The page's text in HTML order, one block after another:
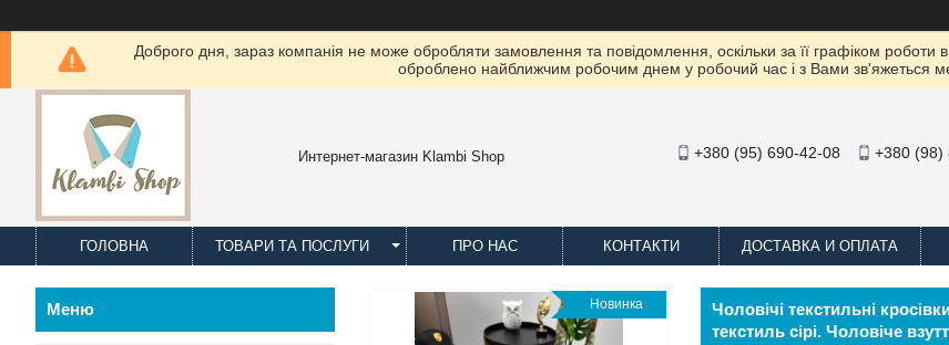
Доброго дня, зараз компанія не може обробляти замовлення та повідомлення, оскільки за її графіком
оброблено найближчим робочим днем ​​у робочий час і з Вами зв'яжеться
Интернет-магазин Klambi Shop +380 (95) 690-42-08 +380 (98)
ГОЛОВНА ТОВАРИ ТА ПОСЛУГИ ПРО НАС КОНТАКТИ ДОСТАВКА И ОПЛАТА
Новинка
Чоловічі текстильні
текстиль сірі. Чоловіче